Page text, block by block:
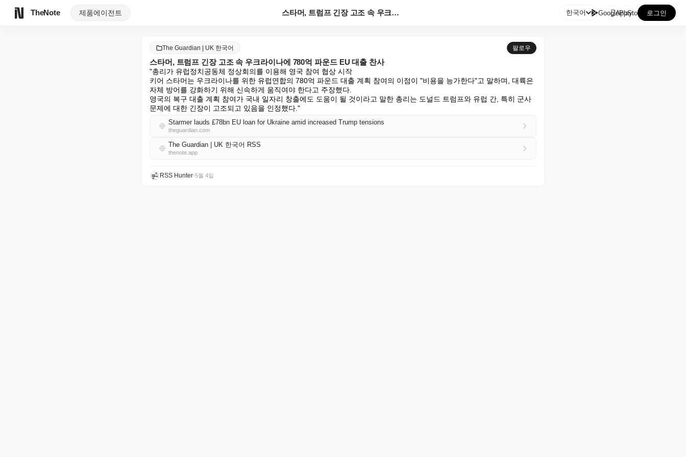
TheNote 제품에이전트 스타머, 트럼프 긴장 고조 속 우크라이나에 780억 파... 한국어 GooglePlay
AppStore 로그인
The Guardian | UK 한국어 팔로우
스타머, 트럼프 긴장 고조 속 우크라이나에 780억 파운드 EU 대출 찬사
"총리가 유럽정치공동체 정상회의를 이용해 영국 참여 협상 시작
키어 스타머는 우크라이나를 위한 유럽연합의 780억 파운드 대출 계획 참여의 이점이 "비용을 능가한다"고 말하며, 대륙은
자체 방어를 강화하기 위해 신속하게 움직여야 한다고 주장했다.
영국의 복구 대출 계획 참여가 국내 일자리 창출에도 도움이 될 것이라고 말한 총리는 도널드 트럼프와 유럽 간, 특히 군사
문제에 대한 긴장이 고조되고 있음을 인정했다."
Starmer lauds £78bn EU loan for Ukraine amid increased Trump tensions
theguardian.com
The Guardian | UK 한국어 RSS
thenote.app
RSS Hunter•5월 4일